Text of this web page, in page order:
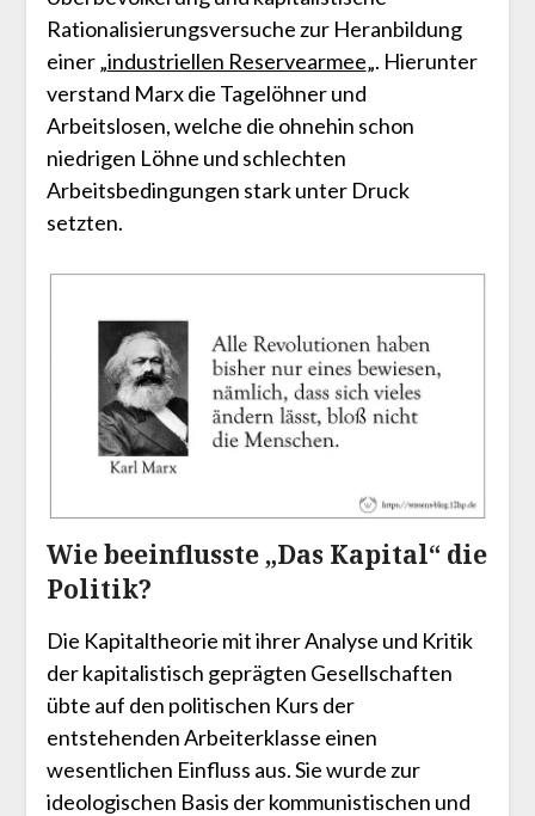
Rationalisierungsversuche zur Heranbildung
einer „industriellen Reservearmee„. Hierunter
verstand Marx die Tagelöhner und
Arbeitslosen, welche die ohnehin schon
niedrigen Löhne und schlechten
Arbeitsbedingungen stark unter Druck
setzten.
Wie beeinflusste „Das Kapital“ die
Politik?
Die Kapitaltheorie mit ihrer Analyse und Kritik
der kapitalistisch geprägten Gesellschaften
übte auf den politischen Kurs der
entstehenden Arbeiterklasse einen
wesentlichen Einfluss aus. Sie wurde zur
ideologischen Basis der kommunistischen und